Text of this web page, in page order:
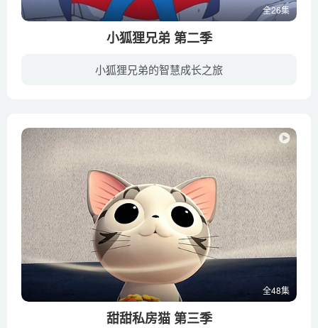
全26集
小狐狸兄弟 第二季
小狐狸兄弟的智慧成长之旅
全48集
甜甜私房猫 第三季